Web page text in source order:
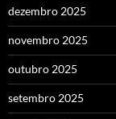
dezembro 2025
novembro 2025
outubro 2025
setembro 2025